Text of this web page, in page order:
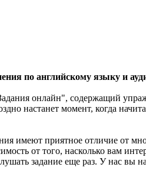
по английскому языку и
онлайн", содержащий
настанет момент, когда
имеют приятное отличие от
от того, насколько вам
задание еще раз. У нас вы